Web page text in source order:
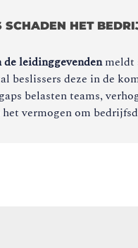
SCHADEN HET
de leidinggevendenmeldt
beslissers deze in de
belasten teams,
vermogen om